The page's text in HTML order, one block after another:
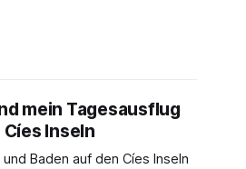
mein Tagesausflug
Cíes Inseln
und Baden auf den Cíes Inseln